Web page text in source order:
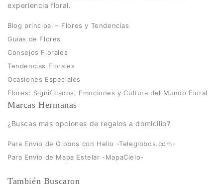
experiencia floral.
Blog principal – Flores y Tendencias
Guías de Flores
Consejos Florales
Tendencias Florales
Ocasiones Especiales
Flores: Significados, Emociones y Cultura del Mundo Floral
Marcas Hermanas
¿Buscas más opciones de regalos a domicilio?
Para Envío de Globos con Helio -Teleglobos.com-
Para Envío de Mapa Estelar -MapaCielo-
También Buscaron